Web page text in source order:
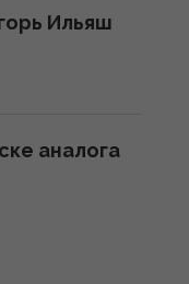
Ильяш
аналога